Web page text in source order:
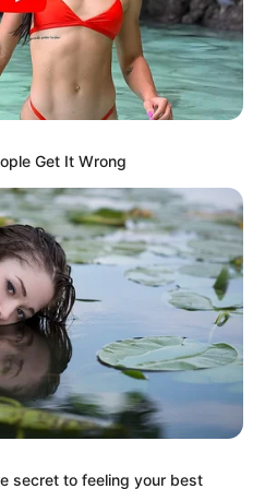
Viceministerio para el
Humanos, junto con la
ROM y Minoríasdel
las acciones acordadas.
Get It Wrong
secret to feeling your best